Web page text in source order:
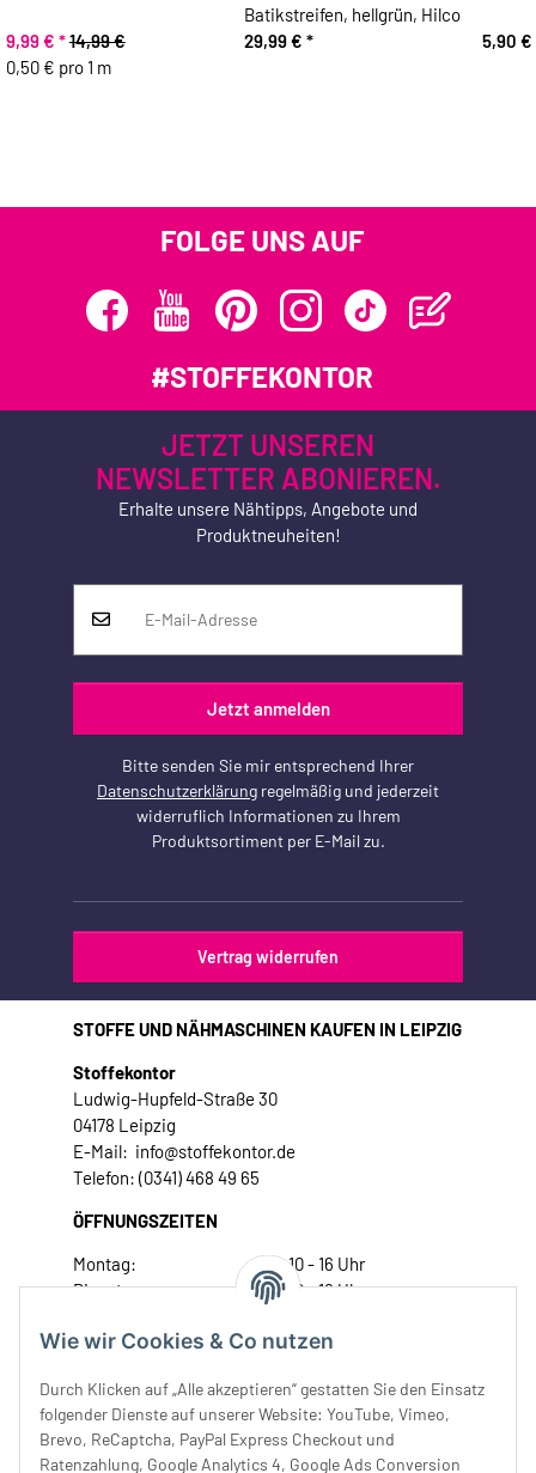
Wie wir Cookies & Co nutzen
Durch Klicken auf „Alle akzeptieren“ gestatten Sie den Einsatz
folgender Dienste auf unserer Website: YouTube, Vimeo,
Brevo, ReCaptcha, PayPal Express Checkout und
Ratenzahlung, Google Analytics 4, Google Ads Conversion
9,99 € *14,99 €
0,50 € pro 1 m
Batikstreifen, hellgrün, Hilco
29,99 € * 5,90 €
FOLGE UNS AUF
#STOFFEKONTOR
JETZT UNSEREN
NEWSLETTER ABONIEREN.
Erhalte unsere Nähtipps, Angebote und
Produktneuheiten!
Jetzt anmelden
Bitte senden Sie mir entsprechend Ihrer
Datenschutzerklärung regelmäßig und jederzeit
widerruflich Informationen zu Ihrem
Produktsortiment per E-Mail zu.
Vertrag widerrufen
STOFFE UND NÄHMASCHINEN KAUFEN IN LEIPZIG
Stoffekontor
Ludwig-Hupfeld-Straße 30
04178 Leipzig
E-Mail: info@stoffekontor.de
Telefon: (0341) 468 49 65
ÖFFNUNGSZEITEN
Montag:
10 - 16 Uhr
Dienstag:
10 - 16 Uhr
Donnerstag:
10 - 18 Uhr
Samstag:
10 - 14 Uhr
Unser Service